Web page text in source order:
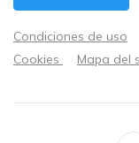
Condiciones de uso
Cookies
Mapa del